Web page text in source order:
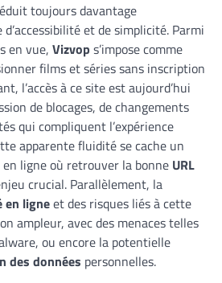
toujours davantage
et de simplicité. Parmi
en vue, Vizvop s’impose comme
films et séries sans inscription
l’accès à ce site est aujourd’hui
de blocages, de changements
qui compliquent l’expérience
apparente fluidité se cache un
en ligne où retrouver la bonne URL
crucial. Parallèlement, la
en ligneet des risques liés à cette
ampleur, avec des menaces telles
ou encore la potentielle
des données personnelles.